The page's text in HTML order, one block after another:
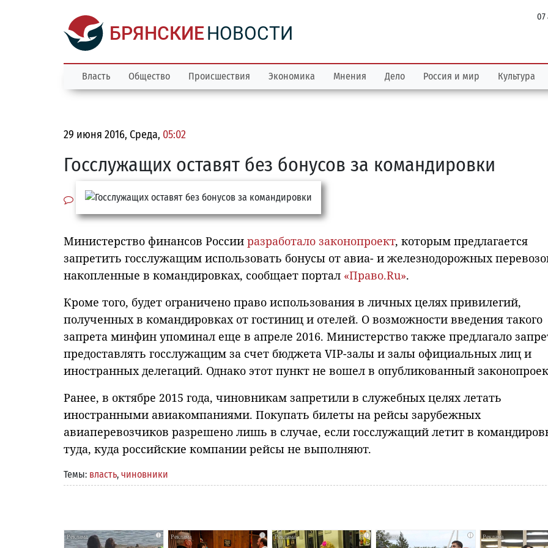
БРЯНСКИЕНОВОСТИ
07
Власть Общество Происшествия Экономика Мнения Дело Россия и мир Культура
29 июня 2016, Среда, 05:02
Госслужащих оставят без бонусов за командировки
Министерство финансов России разработало законопроект, которым предлагается
запретить госслужащим использовать бонусы от авиа- и железнодорожных
накопленные в командировках, сообщает портал «Право.Ru».
Кроме того, будет ограничено право использования в личных целях привилегий,
полученных в командировках от гостиниц и отелей. О возможности введения такого
запрета минфин упоминал еще в апреле 2016. Министерство также предлагало
предоставлять госслужащим за счет бюджета VIP-залы и залы официальных лиц и
иностранных делегаций. Однако этот пункт не вошел в опубликованный
Ранее, в октябре 2015 года, чиновникам запретили в служебных целях летать
иностранными авиакомпаниями. Покупать билеты на рейсы зарубежных
авиаперевозчиков разрешено лишь в случае, если госслужащий летит в
туда, куда российские компании рейсы не выполняют.
Темы: власть, чиновники
i i i i